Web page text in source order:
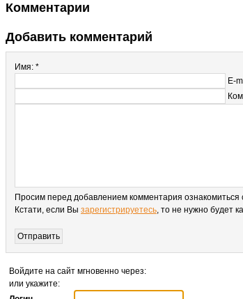
Комментарии
Добавить комментарий
Имя: *
E-
Просим перед добавлением комментария ознакомиться
Кстати, если Вы зарегистрируетесь, то не нужно будет
Войдите на сайт мгновенно через:
или укажите: